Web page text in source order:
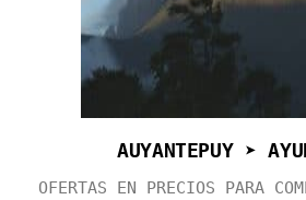
AUYANTEPUY ➤
OFERTAS EN PRECIOS PARA